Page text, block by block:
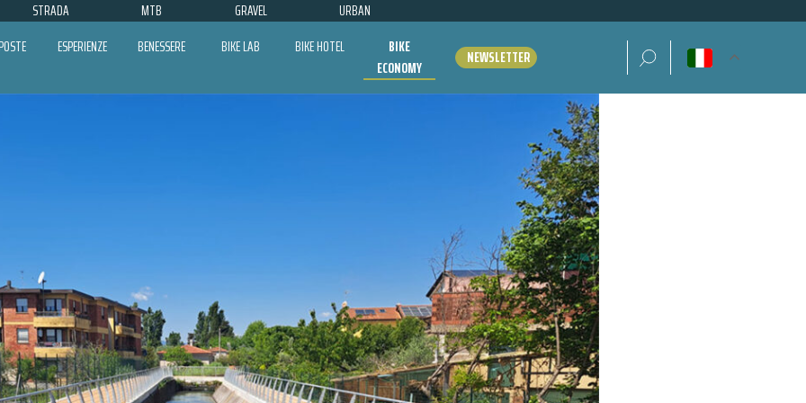
STRADA MTB GRAVEL URBAN
ESPERIENZE BENESSERE BIKE LAB BIKE HOTEL
BIKE
ECONOMY
NEWSLETTER Ricerca per: